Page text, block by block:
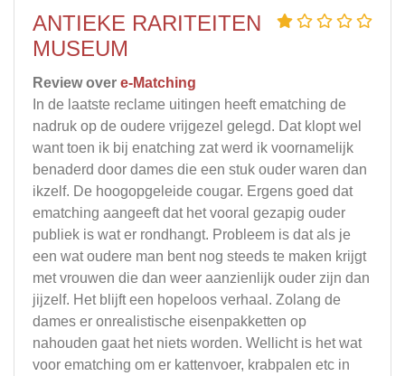
ANTIEKE RARITEITEN
MUSEUM
Review over e-Matching
In de laatste reclame uitingen heeft ematching de
nadruk op de oudere vrijgezel gelegd. Dat klopt wel
want toen ik bij enatching zat werd ik voornamelijk
benaderd door dames die een stuk ouder waren dan
ikzelf. De hoogopgeleide cougar. Ergens goed dat
ematching aangeeft dat het vooral gezapig ouder
publiek is wat er rondhangt. Probleem is dat als je
een wat oudere man bent nog steeds te maken krijgt
met vrouwen die dan weer aanzienlijk ouder zijn dan
jijzelf. Het blijft een hopeloos verhaal. Zolang de
dames er onrealistische eisenpakketten op
nahouden gaat het niets worden. Wellicht is het wat
voor ematching om er kattenvoer, krabpalen etc in